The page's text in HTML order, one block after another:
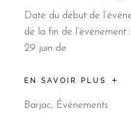
Date du début de
de la fin de
29 juin de
EN SAVOIR PLUS
Barjac, Événements